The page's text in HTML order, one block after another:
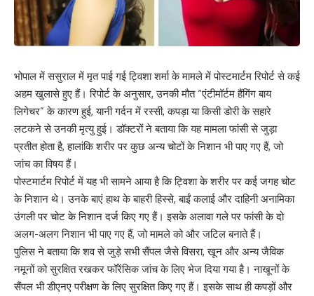
भोपाल में ससुराल में मृत पाई गई ट्विशा शर्मा के मामले में पोस्टमार्टम रिपोर्ट से कई
अहम खुलासे हुए हैं। रिपोर्ट के अनुसार, उनकी मौत “एंटीमॉर्टम हैंगिंग बाय
लिगेचर” के कारण हुई, यानी गर्दन में रस्सी, कपड़ा या किसी डोरी के सहारे
लटकने से उनकी मृत्यु हुई। डॉक्टरों ने बताया कि यह मामला फांसी से जुड़ा
प्रतीत होता है, हालांकि शरीर पर कुछ अन्य चोटों के निशान भी पाए गए हैं, जो
जांच का विषय हैं।
पोस्टमार्टम रिपोर्ट में यह भी सामने आया है कि ट्विशा के शरीर पर कई जगह चोट
के निशान थे। उनके बाएं हाथ के बाहरी हिस्से, बाईं कलाई और दाहिनी अनामिका
उंगली पर चोट के निशान दर्ज किए गए हैं। इसके अलावा गले पर फांसी के दो
अलग-अलग निशान भी पाए गए हैं, जो मामले को और जटिल बनाते हैं।
पुलिस ने बताया कि शव से जुड़े सभी सैंपल जैसे विसरा, खून और अन्य जैविक
नमूनों को सुरक्षित रखकर फॉरेंसिक जांच के लिए भेज दिया गया है। नाखूनों के
सैंपल भी डीएनए परीक्षण के लिए सुरक्षित किए गए हैं। इसके साथ ही कपड़ों और